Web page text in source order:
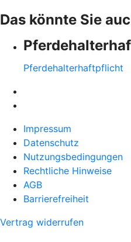
Das könnte Sie
Pferdehalter­haftpflicht
Impressum
Datenschutz
Nutzungsbedingungen
Rechtliche Hinweise
AGB
Barrierefreiheit
Vertrag widerrufen